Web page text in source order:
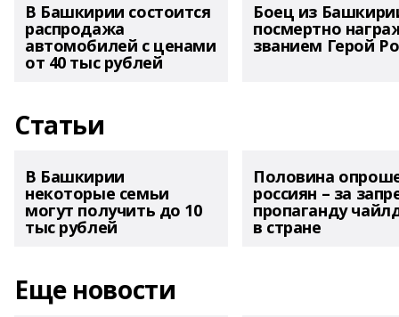
В Башкирии состоится
распродажа
автомобилей с ценами
от 40 тыс рублей
Боец из
посмертно
званием Герой
Статьи
В Башкирии
некоторые семьи
могут получить до 10
тыс рублей
Половина
россиян – за
пропаганду
в стране
Еще новости